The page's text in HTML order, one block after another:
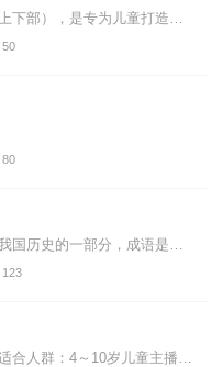
《中国成语故事》新编（上下部），是专为儿童打造的知识宝库，精选的故事近百个，都是脍炙人口的成语故事，通过新编的生动有趣的故事，让孩子能够在聆听之中喜欢上成语，从...
50
80
中国成语故事成语故事是我国历史的一部分，成语是历史的积淀，每一个成语的背后都有一个含义深远的故事，是我国几千年以来人民智慧的结晶。其特点是深刻隽永，言简意赅。...
123
节目主题：中国成语故事适合人群：4～10岁儿童主播寄语：希望听了之后，大家能把这些成语都记下来！